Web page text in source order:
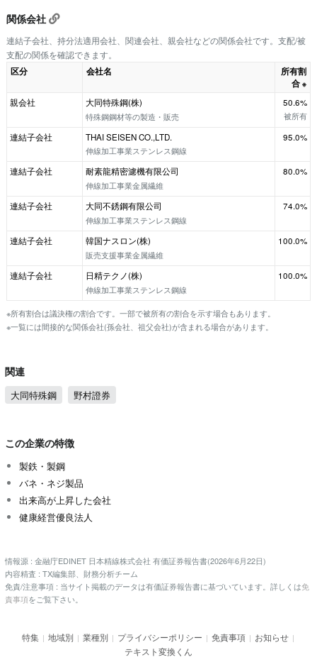
関係会社
連結子会社、持分法適用会社、関連会社、親会社などの関係会社です。支配/被
支配の関係を確認できます。
区分 会社名
所有割
合 ※
親会社
大同特殊鋼(株)
特殊鋼鋼材等の製造・販売
50.6%
被所有
連結子会社
THAI SEISEN CO.,LTD.
伸線加工事業ステンレス鋼線
95.0%
連結子会社
耐素龍精密濾機有限公司
伸線加工事業金属繊維
80.0%
連結子会社
大同不銹鋼有限公司
伸線加工事業ステンレス鋼線
74.0%
連結子会社
韓国ナスロン(株)
販売支援事業金属繊維
100.0%
連結子会社
日精テクノ(株)
伸線加工事業ステンレス鋼線
100.0%
※所有割合は議決権の割合です。一部で被所有の割合を示す場合もあります。
※一覧には間接的な関係会社(孫会社、祖父会社)が含まれる場合があります。
関連
大同特殊鋼 野村證券
この企業の特徴
製鉄・製鋼
バネ・ネジ製品
出来高が上昇した会社
健康経営優良法人
情報源 : 金融庁EDINET 日本精線株式会社 有価証券報告書(2026年6月22日)
内容精査 : TX編集部、財務分析チーム
免責/注意事項 : 当サイト掲載のデータは有価証券報告書に基づいています。詳しくは免
責事項をご覧下さい。
特集 | 地域別 | 業種別 | プライバシーポリシー | 免責事項 | お知らせ |
テキスト変換くん